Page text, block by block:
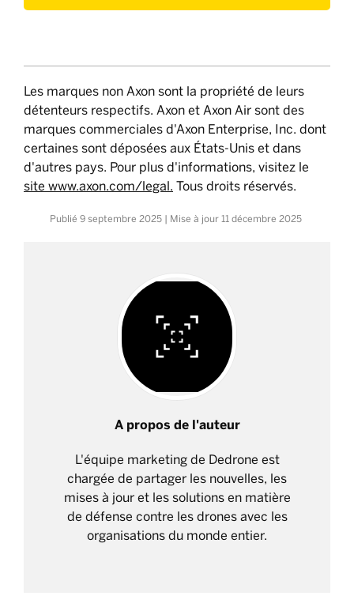
Les marques non Axon sont la propriété de leurs
détenteurs respectifs. Axon et Axon Air sont des
marques commerciales d'Axon Enterprise, Inc. dont
certaines sont déposées aux États-Unis et dans
d'autres pays. Pour plus d'informations, visitez le
site www.axon.com/legal. Tous droits réservés.
Publié 9 septembre 2025 | Mise à jour 11 décembre 2025
A propos de l'auteur
L'équipe marketing de Dedrone est
chargée de partager les nouvelles, les
mises à jour et les solutions en matière
de défense contre les drones avec les
organisations du monde entier.